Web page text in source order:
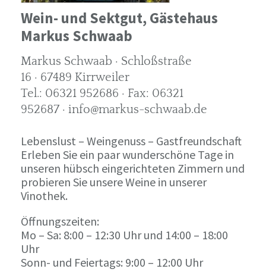
Wein- und Sektgut, Gästehaus
Markus Schwaab
Markus Schwaab · Schloßstraße
16 · 67489 Kirrweiler
Tel.: 06321 952686 · Fax: 06321
952687 · info@markus-schwaab.de
Lebenslust – Weingenuss – Gastfreundschaft
Erleben Sie ein paar wunderschöne Tage in
unseren hübsch eingerichteten Zimmern und
probieren Sie unsere Weine in unserer
Vinothek.
Öffnungszeiten:
Mo – Sa: 8:00 – 12:30 Uhr und 14:00 – 18:00
Uhr
Sonn- und Feiertags: 9:00 – 12:00 Uhr